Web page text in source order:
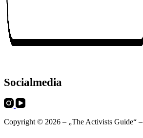
Socialmedia
Copyright © 2026 – „The Activists Guide“ –